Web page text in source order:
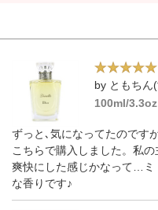
by ともちん
100ml/3.3oz
ずっと､気になってたのです
こちらで購入しました。私
爽快にした感じかなって…
な香りです♪